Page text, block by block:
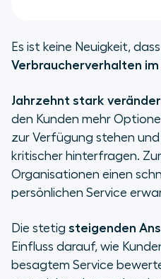
Es ist keine Neuigkeit,
Verbraucherverhalten
Jahrzehnt stark
den Kunden mehr
zur Verfügung stehen
kritischer hinterfragen.
Organisationen einen
persönlichen Service
Die stetig steigenden
Einfluss darauf, wie
besagtem Service